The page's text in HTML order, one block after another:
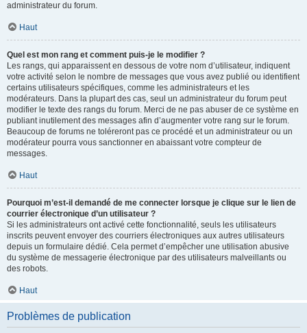
administrateur du forum.
Haut
Quel est mon rang et comment puis-je le modifier ?
Les rangs, qui apparaissent en dessous de votre nom d’utilisateur, indiquent
votre activité selon le nombre de messages que vous avez publié ou identifient
certains utilisateurs spécifiques, comme les administrateurs et les
modérateurs. Dans la plupart des cas, seul un administrateur du forum peut
modifier le texte des rangs du forum. Merci de ne pas abuser de ce système en
publiant inutilement des messages afin d’augmenter votre rang sur le forum.
Beaucoup de forums ne toléreront pas ce procédé et un administrateur ou un
modérateur pourra vous sanctionner en abaissant votre compteur de
messages.
Haut
Pourquoi m’est-il demandé de me connecter lorsque je clique sur le lien de
courrier électronique d’un utilisateur ?
Si les administrateurs ont activé cette fonctionnalité, seuls les utilisateurs
inscrits peuvent envoyer des courriers électroniques aux autres utilisateurs
depuis un formulaire dédié. Cela permet d’empêcher une utilisation abusive
du système de messagerie électronique par des utilisateurs malveillants ou
des robots.
Haut
Problèmes de publication